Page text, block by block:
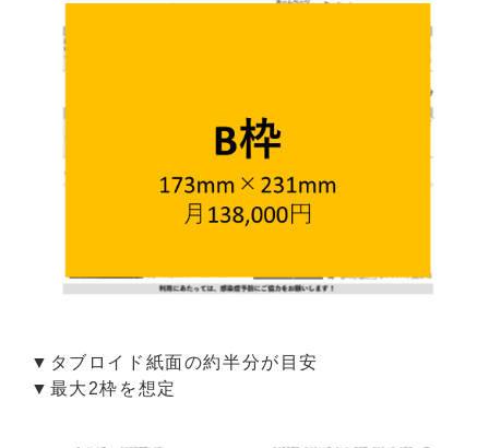
▼タブロイド紙面の約半分が目安
▼最大2枠を想定